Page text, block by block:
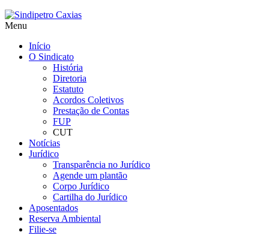
Menu
Início
O Sindicato
História
Diretoria
Estatuto
Acordos Coletivos
Prestação de Contas
FUP
CUT
Notícias
Jurídico
Transparência no Jurídico
Agende um plantão
Corpo Jurídico
Cartilha do Jurídico
Aposentados
Reserva Ambiental
Filie-se